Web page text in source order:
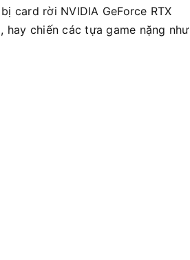
card rời NVIDIA GeForce RTX
chiến các tựa game nặng như